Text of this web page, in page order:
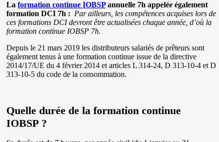
Laformation continue IOBSPannuelle 7h appelée également
formation DCI 7h : Par ailleurs, les compétences acquises lors de
ces formations DCI devront être actualisées chaque année, d’où la
formation continue IOBSP 7h.
Depuis le 21 mars 2019 les distributeurs salariés de prêteurs sont
également tenus à une formation continue issue de la directive
2014/17/UE du 4 février 2014 et articles L 314-24, D 313-10-4 et D
313-10-5 du code de la consommation.
Quelle durée de la formation continue
IOBSP ?